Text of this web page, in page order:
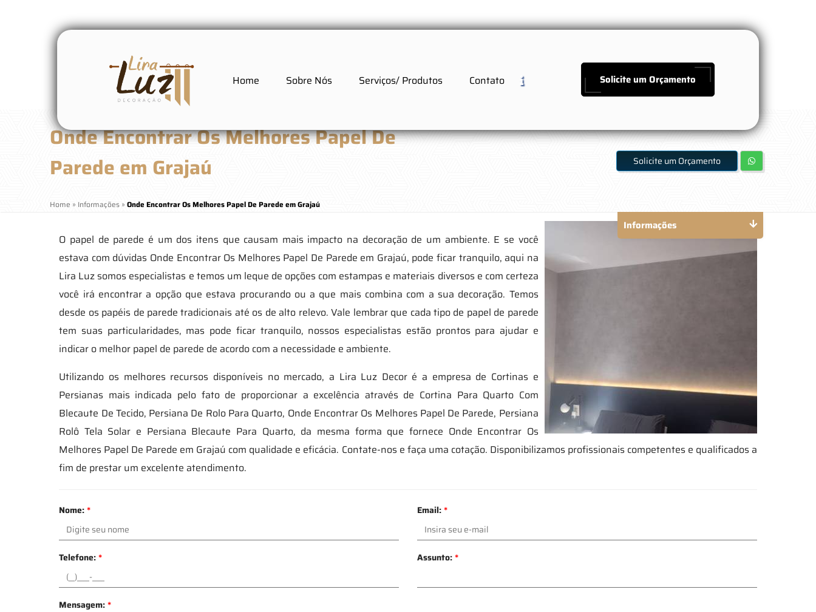
Home Sobre Nós Serviços/ Produtos Contato Solicite um Orçamento
Onde Encontrar Os Melhores Papel De
Parede em Grajaú
Home » Informações »Onde Encontrar Os Melhores Papel De Parede em Grajaú
Solicite um Orçamento
O papel de parede é um dos itens que causam mais impacto na decoração de um ambiente. E se você
estava com dúvidas Onde Encontrar Os Melhores Papel De Parede em Grajaú, pode ficar tranquilo, aqui na
Lira Luz somos especialistas e temos um leque de opções com estampas e materiais diversos e com certeza
você irá encontrar a opção que estava procurando ou a que mais combina com a sua decoração. Temos
desde os papéis de parede tradicionais até os de alto relevo. Vale lembrar que cada tipo de papel de parede
tem suas particularidades, mas pode ficar tranquilo, nossos especialistas estão prontos para ajudar e
indicar o melhor papel de parede de acordo com a necessidade e ambiente.
Utilizando os melhores recursos disponíveis no mercado, a Lira Luz Decor é a empresa de Cortinas e
Persianas mais indicada pelo fato de proporcionar a excelência através de Cortina Para Quarto Com
Blecaute De Tecido, Persiana De Rolo Para Quarto, Onde Encontrar Os Melhores Papel De Parede, Persiana
Rolô Tela Solar e Persiana Blecaute Para Quarto, da mesma forma que fornece Onde Encontrar Os
Melhores Papel De Parede em Grajaú com qualidade e eficácia. Contate-nos e faça uma cotação. Disponibilizamos profissionais competentes e qualificados a
fim de prestar um excelente atendimento.
Nome:* Email:*
Telefone:* Assunto:*
Mensagem:*
Informações